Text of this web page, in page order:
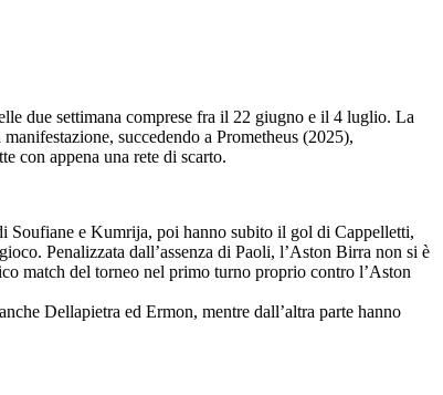
due settimana comprese fra il 22 giugno e il 4 luglio. La
succedendo a Prometheus (2025),
con appena una rete di scarto.
Soufiane e Kumrija, poi hanno subito il gol di Cappelletti,
Penalizzata dall’assenza di Paoli, l’Aston Birra non si è
match del torneo nel primo turno proprio contro l’Aston
Dellapietra ed Ermon, mentre dall’altra parte hanno